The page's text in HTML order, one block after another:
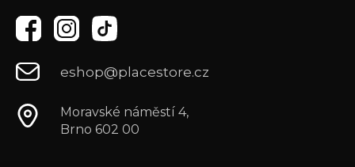
eshop@placestore.cz
Moravské náměstí 4,
Brno 602 00